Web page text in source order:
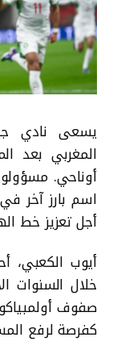
يسعى نادي
المغربي بعد
أوناحي.
اسم بارز آخر
أجل تعزيز خط
أيوب الكعبي،
خلال السنوات
صفوف
كفرصة لرفع